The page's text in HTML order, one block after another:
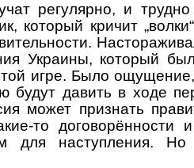
регулярно, и
который кричит
Украины, который
игре. Было
будут давить в ходе
может признать
то договорённости
для наступления. Но